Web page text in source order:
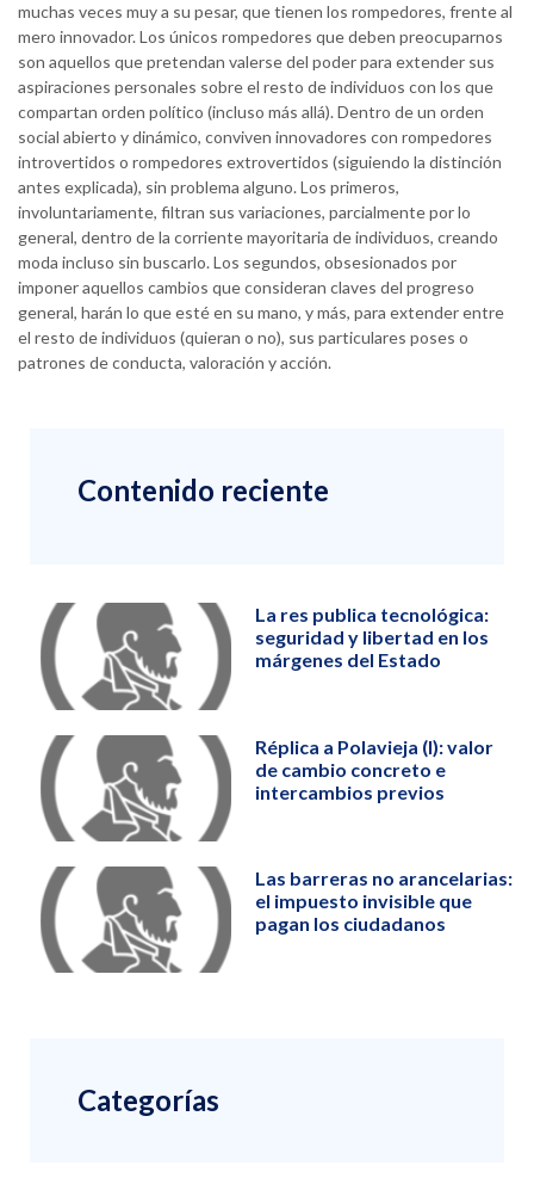
muchas veces muy a su pesar, que tienen los rompedores, frente al
mero innovador. Los únicos rompedores que deben preocuparnos
son aquellos que pretendan valerse del poder para extender sus
aspiraciones personales sobre el resto de individuos con los que
compartan orden político (incluso más allá). Dentro de un orden
social abierto y dinámico, conviven innovadores con rompedores
introvertidos o rompedores extrovertidos (siguiendo la distinción
antes explicada), sin problema alguno. Los primeros,
involuntariamente, filtran sus variaciones, parcialmente por lo
general, dentro de la corriente mayoritaria de individuos, creando
moda incluso sin buscarlo. Los segundos, obsesionados por
imponer aquellos cambios que consideran claves del progreso
general, harán lo que esté en su mano, y más, para extender entre
el resto de individuos (quieran o no), sus particulares poses o
patrones de conducta, valoración y acción.
Contenido reciente
La res publica tecnológica:
seguridad y libertad en los
márgenes del Estado
Réplica a Polavieja (I): valor
de cambio concreto e
intercambios previos
Las barreras no arancelarias:
el impuesto invisible que
pagan los ciudadanos
Categorías